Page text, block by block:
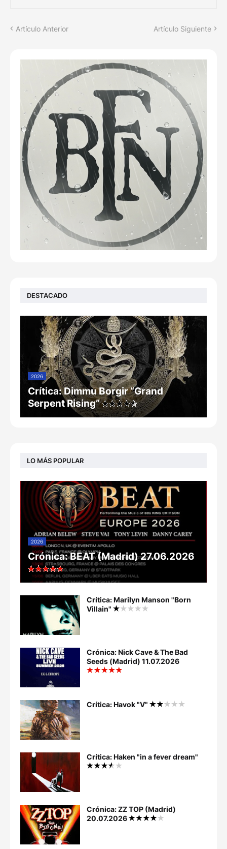
Artículo Anterior Artículo Siguiente
DESTACADO
2026
Crítica: Dimmu Borgir “Grand
Serpent Rising”
LO MÁS POPULAR
2026
Crónica: BEAT (Madrid) 27.06.2026
Crítica: Marilyn Manson "Born
Villain"
Crónica: Nick Cave & The Bad
Seeds (Madrid) 11.07.2026
Crítica: Havok "V"
Crítica: Haken "in a fever dream"
Crónica: ZZ TOP (Madrid)
20.07.2026